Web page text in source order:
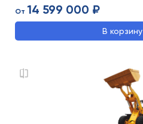
От 14 599 000 ₽
В корзину